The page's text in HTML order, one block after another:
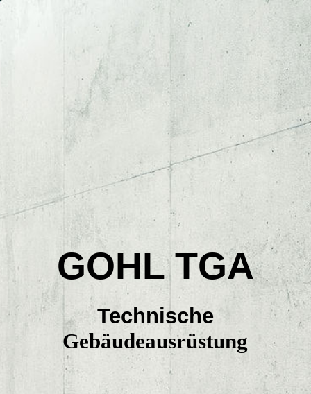
GOHL TGA
Technische
Gebäudeausrüstung
Aktuelles
Referenzen
Jobs
Impressum & Datenschutz